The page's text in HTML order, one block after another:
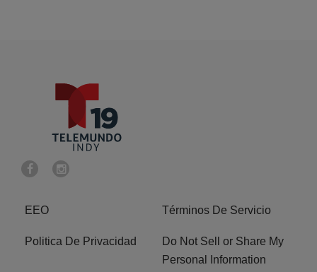
EEO Términos De Servicio
Politica De Privacidad
Do Not Sell or Share My
Personal Information